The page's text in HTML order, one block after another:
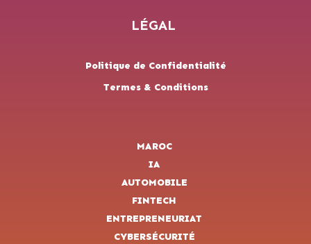
LÉGAL
Politique de Confidentialité
Termes & Conditions
MAROC
IA
AUTOMOBILE
FINTECH
ENTREPRENEURIAT
CYBERSÉCURITÉ